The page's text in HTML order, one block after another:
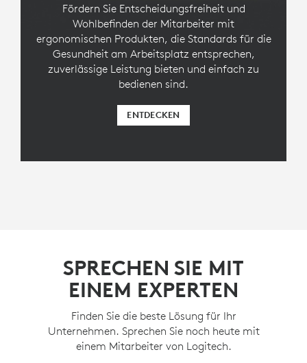
Fördern Sie Entscheidungsfreiheit und
Wohlbefinden der Mitarbeiter mit
ergonomischen Produkten, die Standards für die
Gesundheit am Arbeitsplatz entsprechen,
zuverlässige Leistung bieten und einfach zu
bedienen sind.
ENTDECKEN
SPRECHEN SIE MIT
EINEM EXPERTEN
Finden Sie die beste Lösung für Ihr
Unternehmen. Sprechen Sie noch heute mit
einem Mitarbeiter von Logitech.